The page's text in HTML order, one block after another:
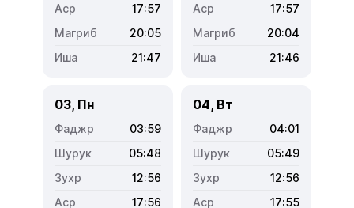
17:57
20:05
21:47
17:57
20:04
21:46
03, Пн
03:59
05:48
12:56
17:56
04, Вт
04:01
05:49
12:56
17:55